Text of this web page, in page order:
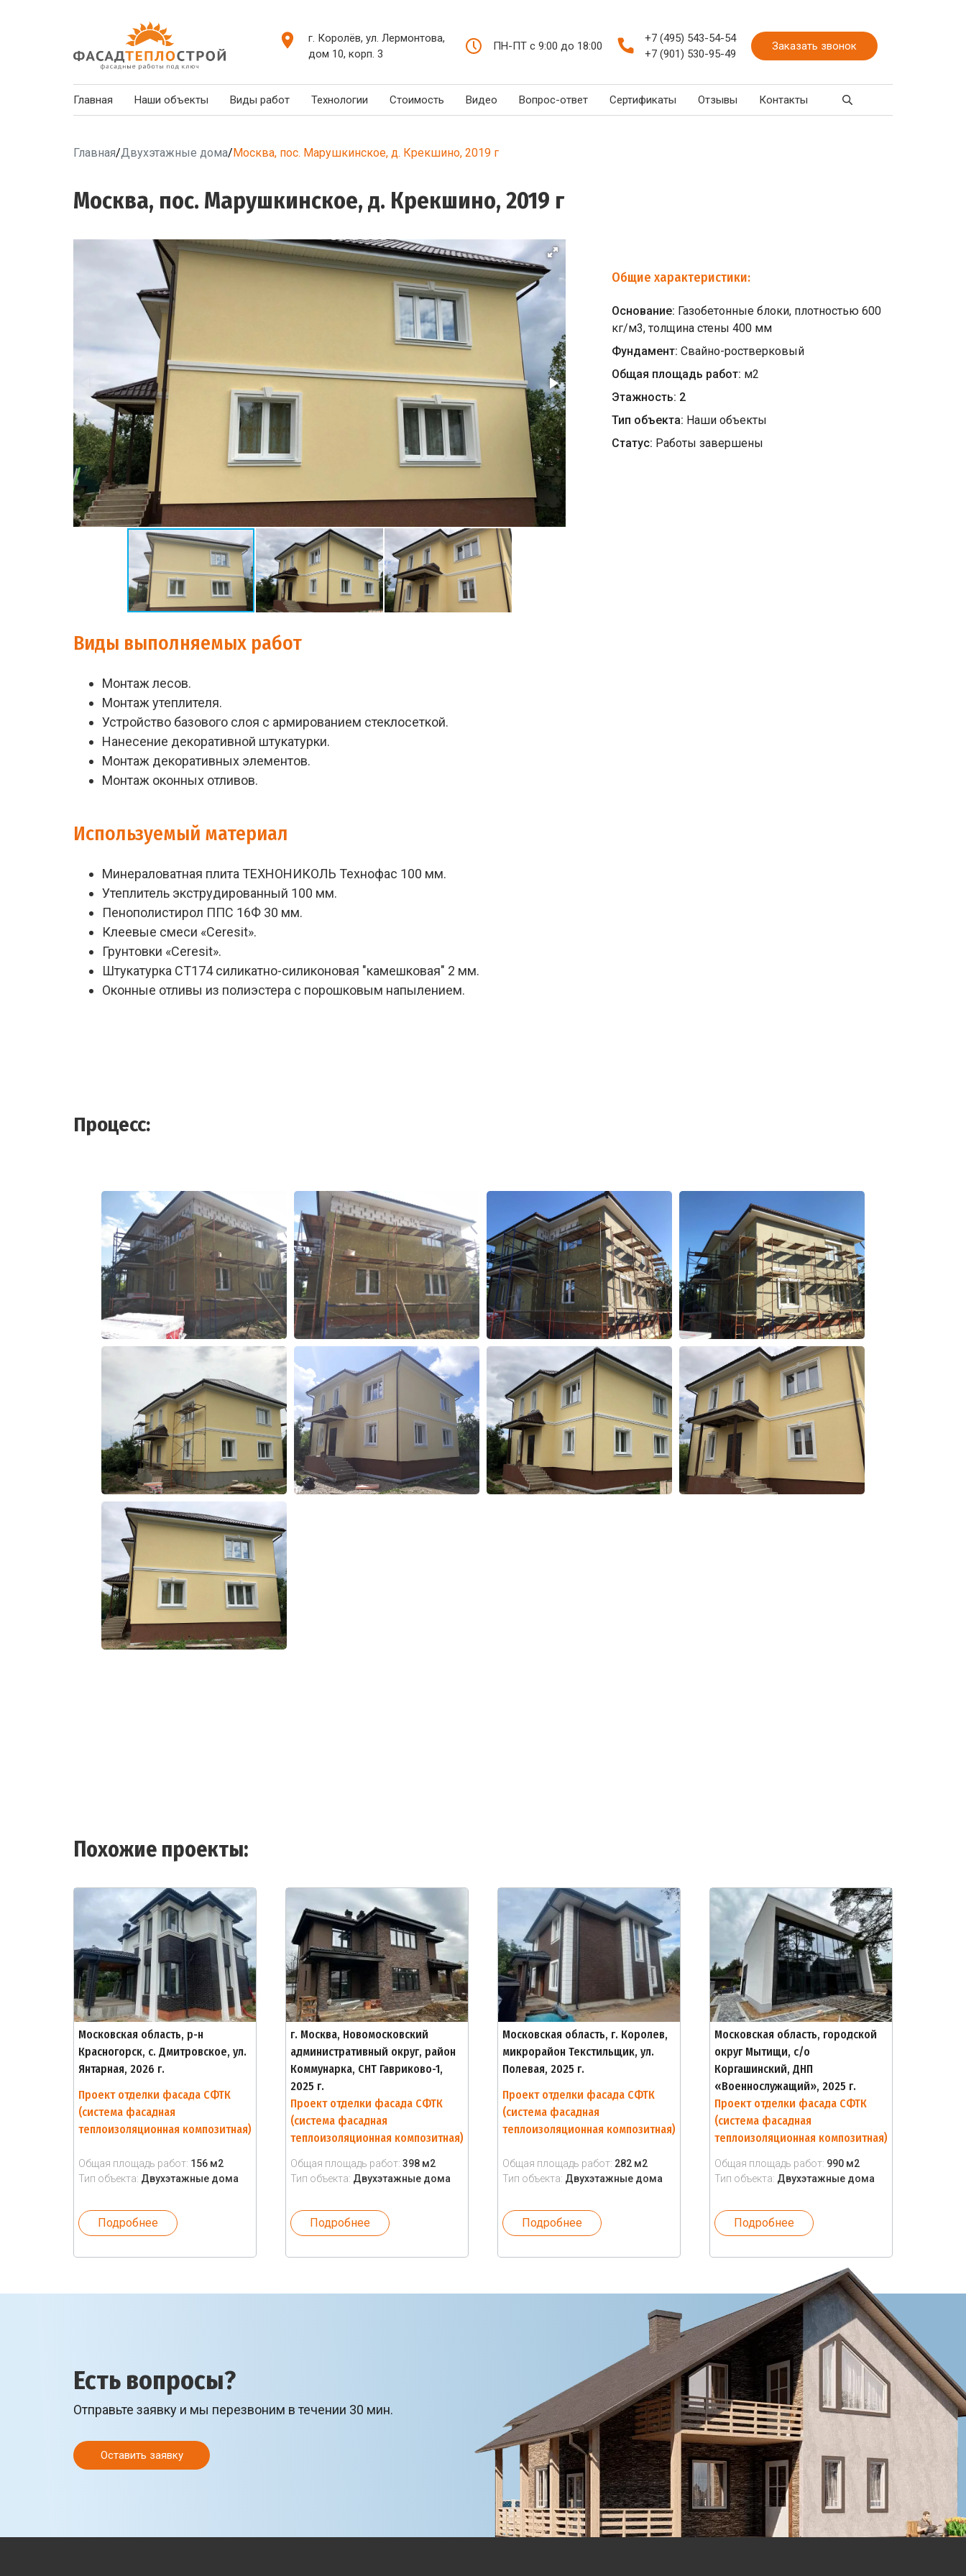
г. Королёв, ул. Лермонтова,
дом 10, корп. 3
ПН-ПТ с 9:00 до 18:00
+7 (495) 543-54-54
+7 (901) 530-95-49
Заказать звонок
Главная Наши объекты Виды работ Технологии Стоимость Видео Вопрос-ответ Сертификаты Отзывы Контакты
Главная/Двухэтажные дома/Москва, пос. Марушкинское, д. Крекшино, 2019 г
Москва, пос. Марушкинское, д. Крекшино, 2019 г
Общие характеристики:
Основание: Газобетонные блоки, плотностью 600
кг/м3, толщина стены 400 мм
Фундамент: Свайно-ростверковый
Общая площадь работ: м2
Этажность: 2
Тип объекта: Наши объекты
Статус: Работы завершены
Виды выполняемых работ
Монтаж лесов.
Монтаж утеплителя.
Устройство базового слоя с армированием стеклосеткой.
Нанесение декоративной штукатурки.
Монтаж декоративных элементов.
Монтаж оконных отливов.
Используемый материал
Минераловатная плита ТЕХНОНИКОЛЬ Технофас 100 мм.
Утеплитель экструдированный 100 мм.
Пенополистирол ППС 16Ф 30 мм.
Клеевые смеси «Ceresit».
Грунтовки «Ceresit».
Штукатурка СТ174 силикатно-силиконовая "камешковая" 2 мм.
Оконные отливы из полиэстера с порошковым напылением.
Процесс:
Похожие проекты:
Московская область, р-н
Красногорск, с. Дмитровское, ул.
Янтарная, 2026 г.
Проект отделки фасада СФТК
(система фасадная
теплоизоляционная композитная)
Общая площадь работ: 156 м2
Тип объекта: Двухэтажные дома
Подробнее
г. Москва, Новомосковский
административный округ, район
Коммунарка, СНТ Гавриково-1,
2025 г.
Проект отделки фасада СФТК
(система фасадная
теплоизоляционная композитная)
Общая площадь работ: 398 м2
Тип объекта: Двухэтажные дома
Подробнее
Московская область, г. Королев,
микрорайон Текстильщик, ул.
Полевая, 2025 г.
Проект отделки фасада СФТК
(система фасадная
теплоизоляционная композитная)
Общая площадь работ: 282 м2
Тип объекта: Двухэтажные дома
Подробнее
Московская область, городской
округ Мытищи, с/о
Коргашинский, ДНП
«Военнослужащий», 2025 г.
Проект отделки фасада СФТК
(система фасадная
теплоизоляционная композитная)
Общая площадь работ: 990 м2
Тип объекта: Двухэтажные дома
Подробнее
Есть вопросы?
Отправьте заявку и мы перезвоним в течении 30 мин.
Оставить заявку